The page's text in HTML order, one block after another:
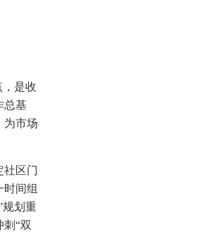
是收
总基
为市场
社区门
间组
规划重
“双